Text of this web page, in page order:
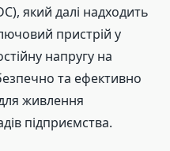
який далі надходить
пристрій у
напругу на
та ефективно
живлення
підприємства.